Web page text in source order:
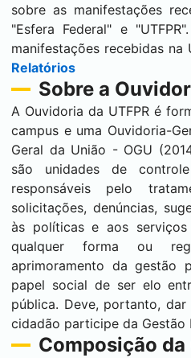
sobre as manifestações
"Esfera Federal" e
manifestações recebidas na
Relatórios
Sobre a
A Ouvidoria da UTFPR é
campus e uma Ouvidoria-
Geral da União - OGU
são unidades de
responsáveis pelo
solicitações, denúncias,
às políticas e aos
qualquer forma ou
aprimoramento da gestão
papel social de ser elo
pública. Deve, portanto,
cidadão participe da Gestão
Composição